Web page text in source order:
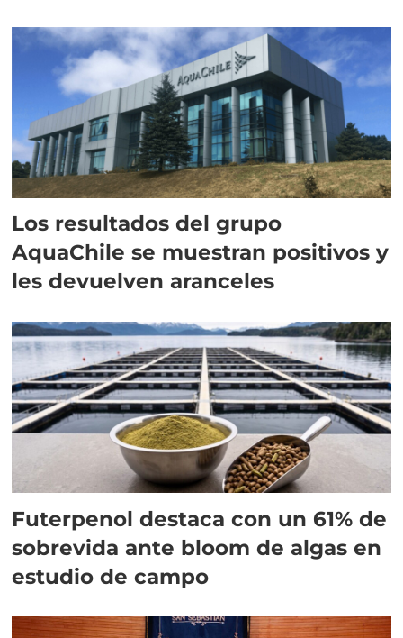
Los resultados del grupo
AquaChile se muestran positivos y
les devuelven aranceles
Futerpenol destaca con un 61% de
sobrevida ante bloom de algas en
estudio de campo